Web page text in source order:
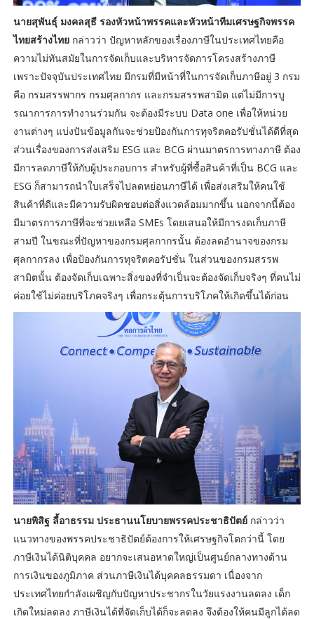
นายสุพันธุ์ มงคลสุธี รองหัวหน้าพรรคและหัวหน้าทีมเศรษฐกิจพรรค
ไทยสร้างไทยกล่าวว่า ปัญหาหลักของเรื่องภาษีในประเทศไทยคือ
ความไม่ทันสมัยในการจัดเก็บและบริหารจัดการโครงสร้างภาษี
เพราะปัจจุบันประเทศไทย มีกรมที่มีหน้าที่ในการจัดเก็บภาษีอยู่ 3 กรม
คือ กรมสรรพากร กรมศุลกากร และกรมสรรพสามิต แต่ไม่มีการบู
รณาการการทำงานร่วมกัน จะต้องมีระบบ Data one เพื่อให้หน่วย
งานต่างๆ แบ่งปันข้อมูลกันจะช่วยป้องกันการทุจริตคอรัปชั่นได้ดีที่สุด
ส่วนเรื่องของการส่งเสริม ESG และ BCG ผ่านมาตรการทางภาษี ต้อง
มีการลดภาษีให้กับผู้ประกอบการ สำหรับผู้ที่ซื้อสินค้าที่เป็น BCG และ
ESG ก็สามารถนำใบเสร็จไปลดหย่อนภาษีได้ เพื่อส่งเสริมให้คนใช้
สินค้าที่ดีและมีความรับผิดชอบต่อสิ่งแวดล้อมมากขึ้น นอกจากนี้ต้อง
มีมาตรการภาษีที่จะช่วยเหลือ SMEs โดยเสนอให้มีการงดเก็บภาษี
สามปี ในขณะที่ปัญหาของกรมศุลกากรนั้น ต้องลดอำนาจของกรม
ศุลกากรลง เพื่อป้องกันการทุจริตคอรัปชั่น ในส่วนของกรมสรรพ
สามิตนั้น ต้องจัดเก็บเฉพาะสิ่งของที่จำเป็นจะต้องจัดเก็บจริงๆ ที่คนไม่
ค่อยใช้ไม่ค่อยบริโภคจริงๆ เพื่อกระตุ้นการบริโภคให้เกิดขึ้นได้ก่อน
นายพิสิฐ ลี้อาธรรม ประธานนโยบายพรรคประชาธิปัตย์ กล่าวว่า
แนวทางของพรรคประชาธิปัตย์ต้องการให้เศรษฐกิจโตกว่านี้ โดย
ภาษีเงินได้นิติบุคคล อยากจะเสนอหาดใหญ่เป็นศูนย์กลางทางด้าน
การเงินของภูมิภาค ส่วนภาษีเงินได้บุคคลธรรมดา เนื่องจาก
ประเทศไทยกำลังเผชิญกับปัญหาประชากรในวัยแรงงานลดลง เด็ก
เกิดใหม่ลดลง ภาษีเงินได้ที่จัดเก็บได้ก็จะลดลง จึงต้องให้คนมีลูกได้ลด